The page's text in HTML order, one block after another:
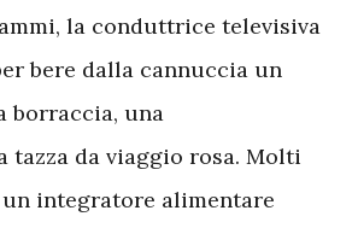
la conduttrice televisiva
bere dalla cannuccia un
borraccia, una
tazza da viaggio rosa. Molti
integratore alimentare